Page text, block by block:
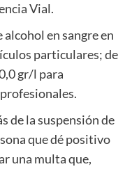
Vial.
en sangre en
particulares; de
gr/l para
de la suspensión de
que dé positivo
una multa que,